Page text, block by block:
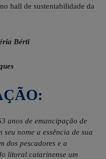
hall de sustentabilidade da
Bérti
anos de emancipação de
nome a essência de sua
dos pescadores e a
litoral catarinense um